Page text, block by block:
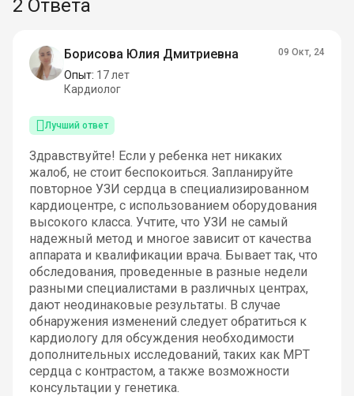
2 Ответа
Борисова Юлия Дмитриевна
Опыт: 17 лет
Кардиолог
09 Окт, 24
Лучший ответ
Здравствуйте! Если у ребенка нет никаких
жалоб, не стоит беспокоиться. Запланируйте
повторное УЗИ сердца в специализированном
кардиоцентре, с использованием оборудования
высокого класса. Учтите, что УЗИ не самый
надежный метод и многое зависит от качества
аппарата и квалификации врача. Бывает так, что
обследования, проведенные в разные недели
разными специалистами в различных центрах,
дают неодинаковые результаты. В случае
обнаружения изменений следует обратиться к
кардиологу для обсуждения необходимости
дополнительных исследований, таких как МРТ
сердца с контрастом, а также возможности
консультации у генетика.